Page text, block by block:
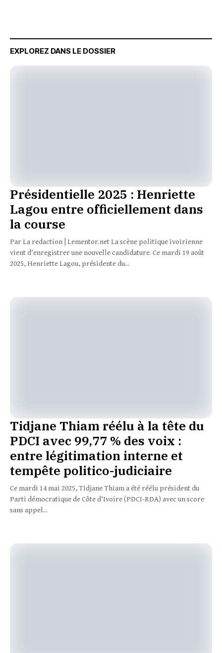
EXPLOREZ DANS LE DOSSIER
Présidentielle 2025 : Henriette
Lagou entre officiellement dans
la course
Par La redaction | Lementor.net La scène politique ivoirienne
vient d’enregistrer une nouvelle candidature. Ce mardi 19 août
2025, Henriette Lagou, présidente du...
Tidjane Thiam réélu à la tête du
PDCI avec 99,77 % des voix :
entre légitimation interne et
tempête politico-judiciaire
Ce mardi 14 mai 2025, Tidjane Thiam a été réélu président du
Parti démocratique de Côte d’Ivoire (PDCI-RDA) avec un score
sans appel...